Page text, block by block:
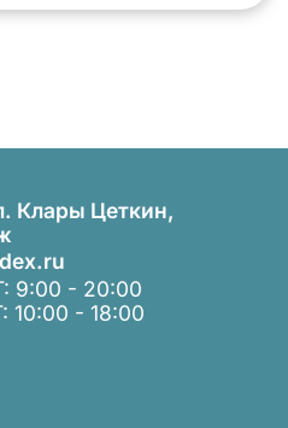
Клары Цеткин,
9:00 - 20:00
- 18:00